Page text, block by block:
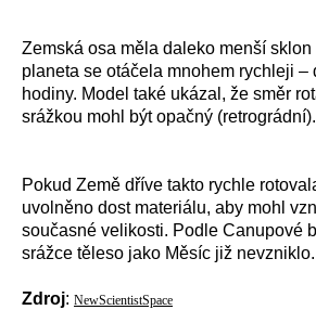
Zemská osa měla daleko menší sklon
planeta se otáčela mnohem rychleji –
hodiny. Model také ukázal, že směr
srážkou mohl být opačný (retrográdní).
Pokud Země dříve takto rychle
uvolněno dost materiálu, aby mohl
současné velikosti. Podle Canupové
srážce těleso jako Měsíc již nevzniklo.
Zdroj: NewScientistSpace